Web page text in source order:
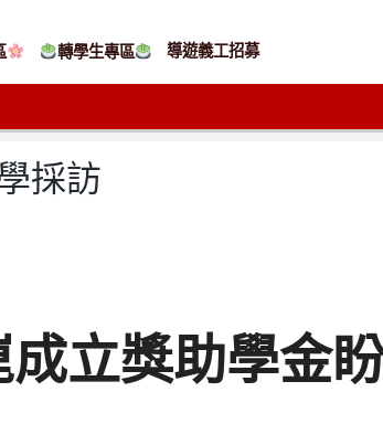
轉學生專區 導遊義工招募
採訪
立獎助學金